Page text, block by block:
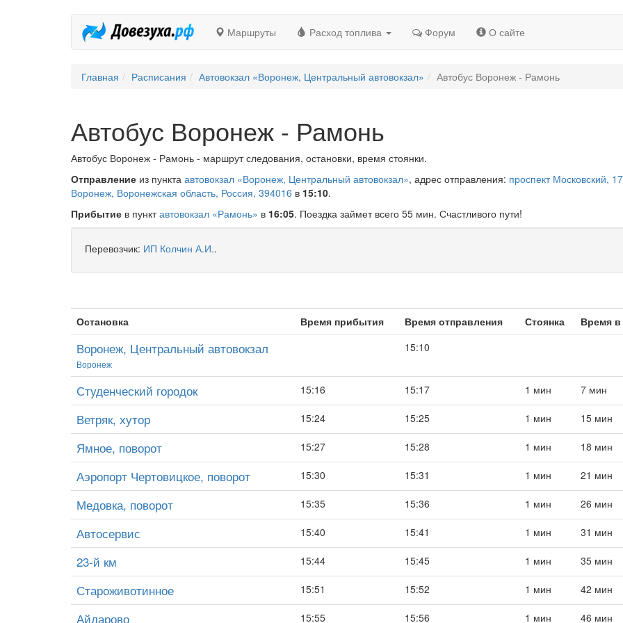
Маршруты Расход топлива Форум О сайте
Главная Расписания Автовокзал «Воронеж, Центральный автовокзал» Автобус Воронеж - Рамонь
Автобус Воронеж - Рамонь
Автобус Воронеж - Рамонь - маршрут следования, остановки, время стоянки.
Отправление из пункта автовокзал «Воронеж, Центральный автовокзал», адрес отправления: проспект Московский,
Воронеж, Воронежская область, Россия, 394016 в 15:10.
Прибытие в пунктавтовокзал «Рамонь» в 16:05. Поездка займет всего 55 мин. Счастливого пути!
Перевозчик: ИП Колчин А.И..
Остановка Время прибытия Время отправления Стоянка Время в
Воронеж, Центральный автовокзал
Воронеж
15:10
Студенческий городок 15:16 15:17 1 мин 7 мин
Ветряк, хутор 15:24 15:25 1 мин 15 мин
Ямное, поворот 15:27 15:28 1 мин 18 мин
Аэропорт Чертовицкое, поворот 15:30 15:31 1 мин 21 мин
Медовка, поворот 15:35 15:36 1 мин 26 мин
Автосервис 15:40 15:41 1 мин 31 мин
23-й км 15:44 15:45 1 мин 35 мин
Староживотинное 15:51 15:52 1 мин 42 мин
Айдарово 15:55 15:56 1 мин 46 мин